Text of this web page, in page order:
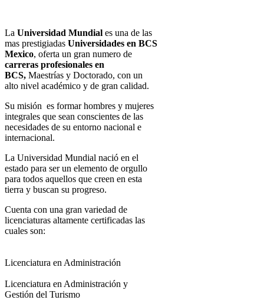
La Universidad Mundial es una de las
mas prestigiadas Universidades en BCS
Mexico, oferta un gran numero de
carreras profesionales en
BCS, Maestrías y Doctorado, con un
alto nivel académico y de gran calidad.
Su misión es formar hombres y mujeres
integrales que sean conscientes de las
necesidades de su entorno nacional e
internacional.
La Universidad Mundial nació en el
estado para ser un elemento de orgullo
para todos aquellos que creen en esta
tierra y buscan su progreso.
Cuenta con una gran variedad de
licenciaturas altamente certificadas las
cuales son:
Licenciatura en Administración
Licenciatura en Administración y
Gestión del Turismo